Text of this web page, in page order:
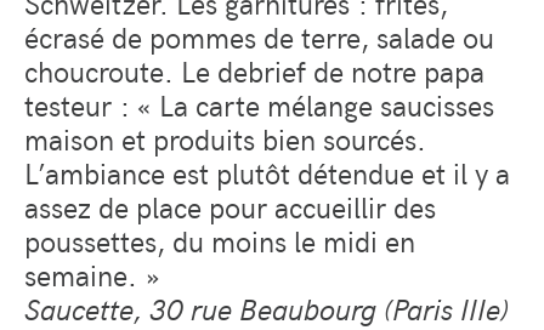
écrasé de pommes de terre, salade ou
choucroute. Le debrief de notre papa
testeur : « La carte mélange saucisses
maison et produits bien sourcés.
L’ambiance est plutôt détendue et il y a
assez de place pour accueillir des
poussettes, du moins le midi en
semaine. »
Saucette, 30 rue Beaubourg (Paris IIIe)